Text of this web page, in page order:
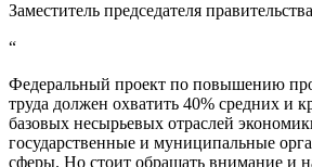
Заместитель председателя
“
Федеральный проект по повышению
труда должен охватить 40% средних и
базовых несырьевых отраслей
государственные и муниципальные
сферы. Но стоит обращать внимание и